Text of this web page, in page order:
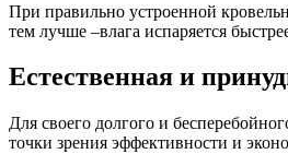
При правильно устроенной
тем лучше –влага испаряется
Естественная и
Для своего долгого и
точки зрения эффективности и